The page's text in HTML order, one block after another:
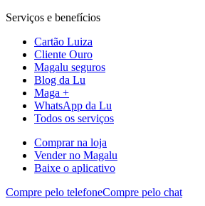
Serviços e benefícios
Cartão Luiza
Cliente Ouro
Magalu seguros
Blog da Lu
Maga +
WhatsApp da Lu
Todos os serviços
Comprar na loja
Vender no Magalu
Baixe o aplicativo
Compre pelo telefoneCompre pelo chat